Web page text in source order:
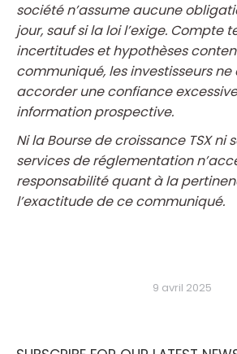
société n’assume aucune
jour, sauf si la loi l’exige. Compte
incertitudes et hypothèses
communiqué, les investisseurs
accorder une confiance
information prospective.
Ni la Bourse de croissance TSX ni
services de réglementation
responsabilité quant à la
l’exactitude de ce communiqué.
9 avril 2025